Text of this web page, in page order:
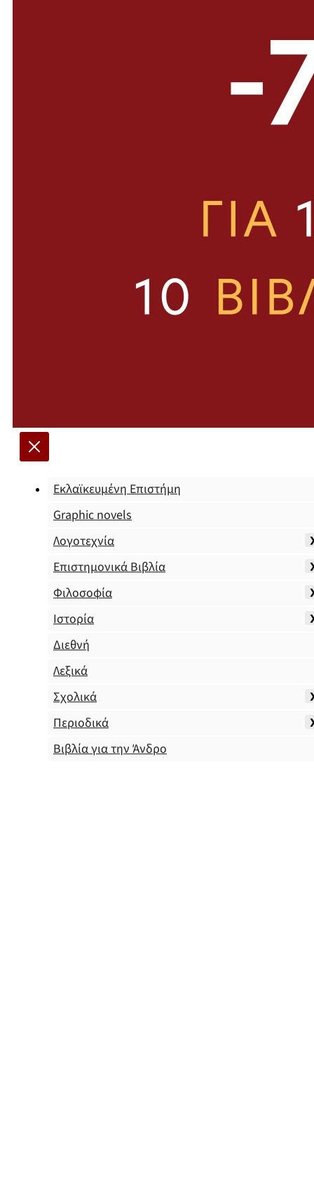
Εκλαϊκευμένη Επιστήμη
Graphic novels
Λογοτεχνία
Επιστημονικά Βιβλία
Φιλοσοφία
Ιστορία
Διεθνή
Λεξικά
Σχολικά
Περιοδικά
Βιβλία για την Άνδρο